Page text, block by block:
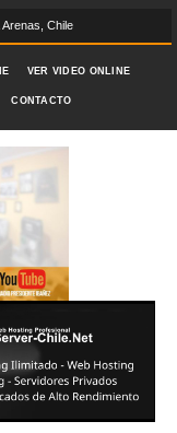
Chile
VER VIDEO ONLINE
CONTACTO